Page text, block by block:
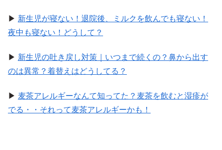
▶ 新生児が寝ない！退院後、ミルクを飲んでも寝ない！
夜中も寝ない！どうして？
▶ 新生児の吐き戻し対策｜いつまで続くの？鼻から出す
のは異常？着替えはどうしてる？
▶ 麦茶アレルギーなんて知ってた？麦茶を飲むと湿疹が
でる・・それって麦茶アレルギーかも！